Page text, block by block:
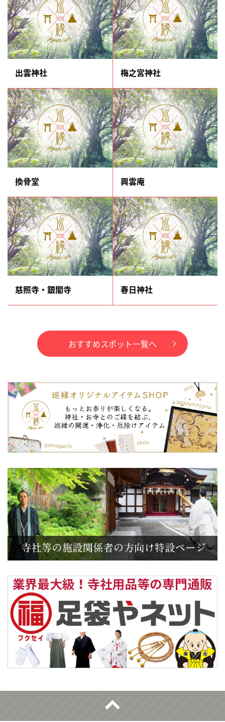
出雲神社 梅之宮神社
換骨堂 興雲庵
慈照寺・銀閣寺 春日神社
おすすめスポット一覧へ